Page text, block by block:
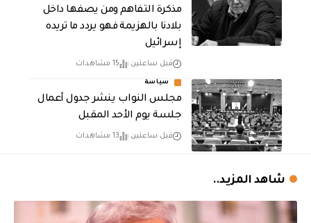
مذكرة التفاهم ومن يصفها داخل
بلادنا بالهزيمة فهو يردد ما تريده
إسرائيل
قبل ساعتين 15 مشاهدات
سياسة
مجلس النواب ينشر جدول أعمال
جلسة يوم الأحد المقبل
قبل ساعتين 13 مشاهدات
شاهد المزيد..